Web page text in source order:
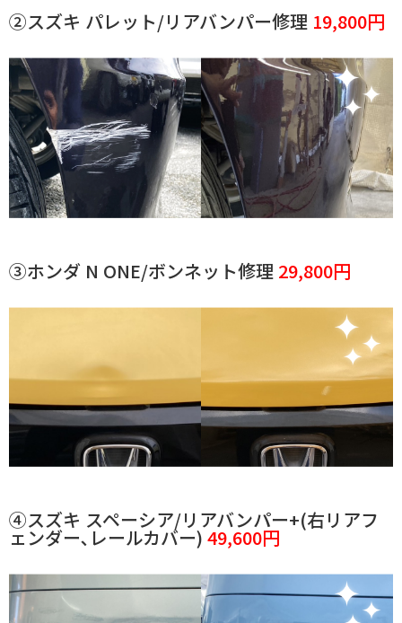
②スズキ パレット/リアバンパー修理 19,800円
③ホンダ N ONE/ボンネット修理 29,800円
④スズキ スペーシア/リアバンパー+(右リアフ
ェンダー､レールカバー) 49,600円